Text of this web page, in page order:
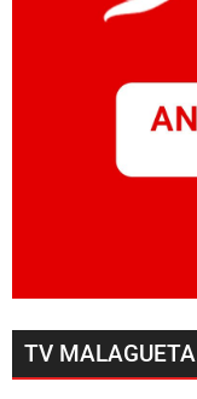
TV MALAGUETA